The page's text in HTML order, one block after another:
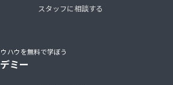
スタッフに相談する
ハウを無料で学ぼう
ミー